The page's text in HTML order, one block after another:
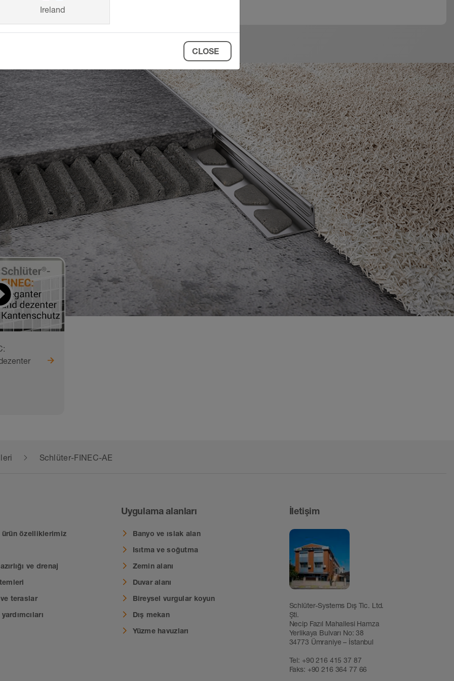
Schlüter-FINEC-AE
ürün özelliklerimiz
ve drenaj
teraslar
Uygulama alanları
Banyo ve ıslak alan
Isıtma ve soğutma
Zemin alanı
Duvar alanı
Bireysel vurgular koyun
Dış mekan
Yüzme havuzları
İletişim
Schlüter-Systems Dış Tic. Ltd.
Şti.
Necip Fazıl Mahallesi Hamza
Yerlikaya Bulvarı No: 38
34773 Ümraniye – İstanbul
Tel: +90 216 415 37 87
Faks: +90 216 364 77 66
Ireland
CLOSE